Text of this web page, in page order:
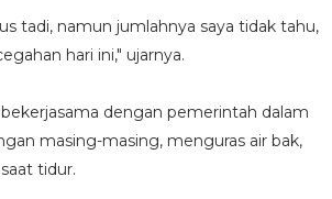
tadi, namun jumlahnya saya tidak tahu,
hari ini," ujarnya.
dengan pemerintah dalam
masing-masing, menguras air bak,
tidur.